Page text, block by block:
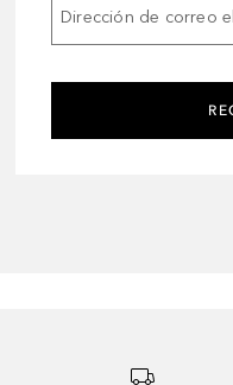
Dirección de correo